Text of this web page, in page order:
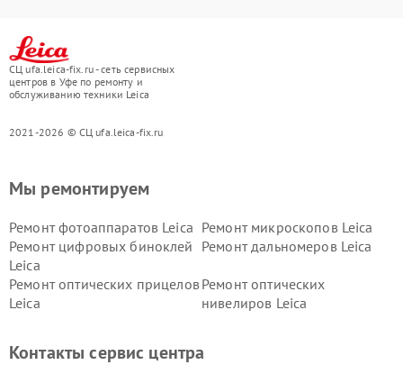
СЦ ufa.leica-fix.ru - сеть сервисных
центров в Уфе по ремонту и
обслуживанию техники Leica
2021-2026 © СЦ ufa.leica-fix.ru
Мы ремонтируем
Ремонт фотоаппаратов Leica Ремонт микроскопов Leica
Ремонт цифровых биноклей
Leica
Ремонт дальномеров Leica
Ремонт оптических прицелов
Leica
Ремонт оптических
нивелиров Leica
Контакты сервис центра